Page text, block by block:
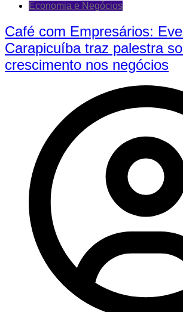
Economia e Negócios
Café com Empresários:
Carapicuíba traz palestra
crescimento nos negócios